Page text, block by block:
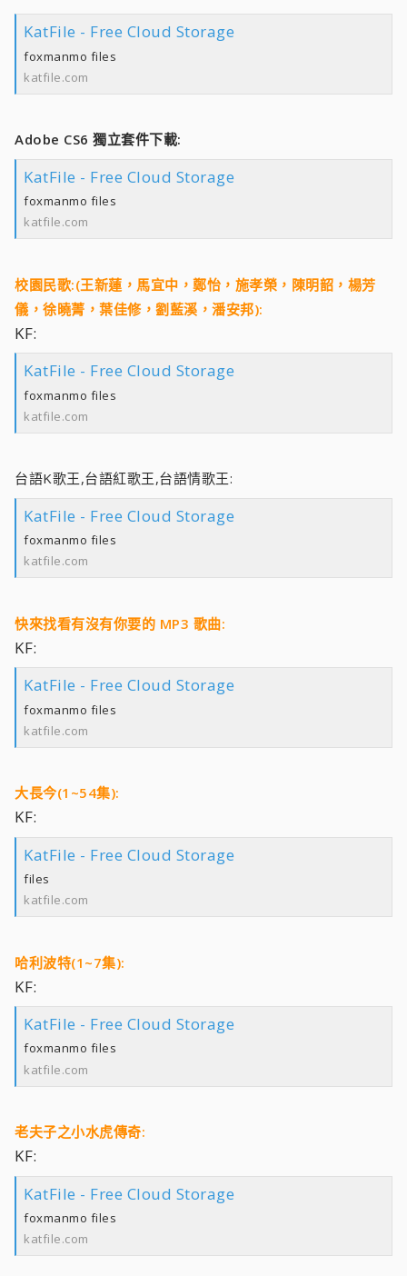
KatFile - Free Cloud Storage
foxmanmo files
katfile.com
Adobe CS6 獨立套件下載:
KatFile - Free Cloud Storage
foxmanmo files
katfile.com
校園民歌:(王新蓮，馬宜中，鄭怡，施孝榮，陳明韶，楊芳
儀，徐曉菁，葉佳修，劉藍溪，潘安邦):
KF:
KatFile - Free Cloud Storage
foxmanmo files
katfile.com
台語K歌王,台語紅歌王,台語情歌王:
KatFile - Free Cloud Storage
foxmanmo files
katfile.com
快來找看有沒有你要的 MP3 歌曲:
KF:
KatFile - Free Cloud Storage
foxmanmo files
katfile.com
大長今(1~54集):
KF:
KatFile - Free Cloud Storage
files
katfile.com
哈利波特(1~7集):
KF:
KatFile - Free Cloud Storage
foxmanmo files
katfile.com
老夫子之小水虎傳奇:
KF:
KatFile - Free Cloud Storage
foxmanmo files
katfile.com